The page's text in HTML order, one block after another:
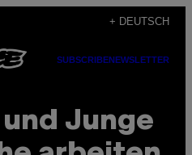
+ DEUTSCH
SUBSCRIBENEWSLETTER
Junge